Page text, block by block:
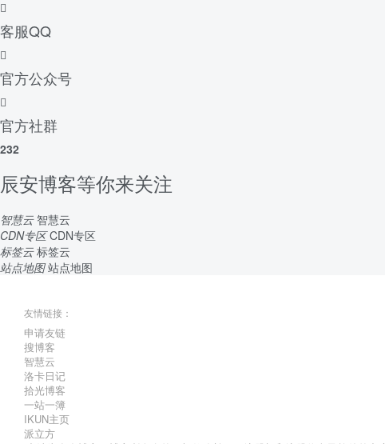
客服QQ
官方公众号
官方社群
232
辰安博客等你来关注
智慧云 智慧云
CDN专区 CDN专区
标签云 标签云
站点地图 站点地图
友情链接：
申请友链
搜博客
智慧云
洛卡日记
拾光博客
一站一簿
IKUN主页
派立方